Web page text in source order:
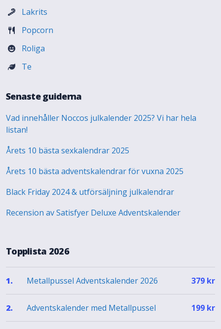
Lakrits
Popcorn
Roliga
Te
Senaste guiderna
Vad innehåller Noccos julkalender 2025? Vi har hela
listan!
Årets 10 bästa sexkalendrar 2025
Årets 10 bästa adventskalendrar för vuxna 2025
Black Friday 2024 & utförsäljning julkalendrar
Recension av Satisfyer Deluxe Adventskalender
Topplista 2026
1. Metallpussel Adventskalender 2026 379 kr
2. Adventskalender med Metallpussel 199 kr